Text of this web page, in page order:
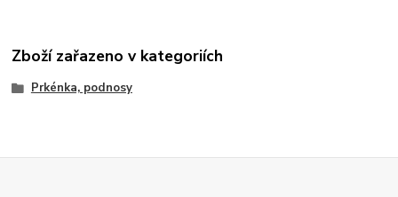
Zboží zařazeno v kategoriích
Prkénka, podnosy